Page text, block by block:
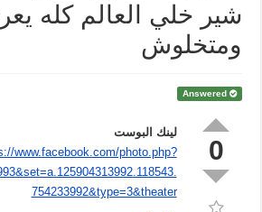
شير خلي العالم كله
ومتخلوش
Answered
0
لينك البوست
www.facebook.com/photo.php?
754233992&type=3&theater